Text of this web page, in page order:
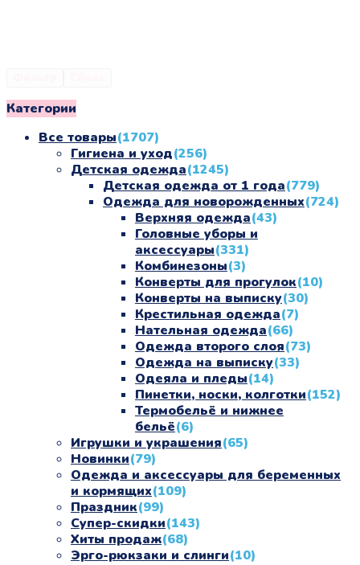
Категории
Все товары(1707)
Гигиена и уход(256)
Детская одежда(1245)
Детская одежда от 1 года(779)
Одежда для новорожденных(724)
Верхняя одежда(43)
Головные уборы и
аксессуары(331)
Комбинезоны(3)
Конверты для прогулок(10)
Конверты на выписку(30)
Крестильная одежда(7)
Нательная одежда(66)
Одежда второго слоя(73)
Одежда на выписку(33)
Одеяла и пледы(14)
Пинетки, носки, колготки(152)
Термобельё и нижнее
бельё(6)
Игрушки и украшения(65)
Новинки(79)
Одежда и аксессуары для беременных
и кормящих(109)
Праздник(99)
Супер-скидки(143)
Хиты продаж(68)
Эрго-рюкзаки и слинги(10)